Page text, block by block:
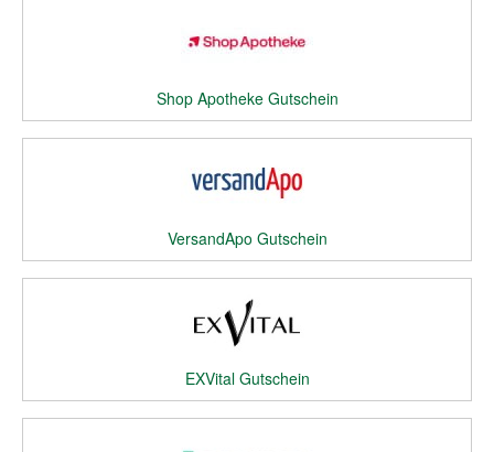
Shop Apotheke Gutschein
VersandApo Gutschein
EXVital Gutschein